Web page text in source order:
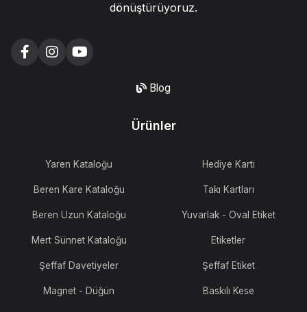
dönüştürüyoruz.
Blog
Ürünler
Yaren Kataloğu
Beren Kare Kataloğu
Beren Uzun Kataloğu
Mert Sünnet Kataloğu
Şeffaf Davetiyeler
Magnet - Düğün
Hediye Kartı
Takı Kartları
Yuvarlak - Oval Etiket
Etiketler
Şeffaf Etiket
Baskılı Kese